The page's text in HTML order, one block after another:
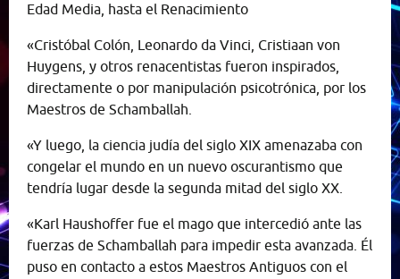
Edad Media, hasta el Renacimiento
«Cristóbal Colón, Leonardo da Vinci, Cristiaan von
Huygens, y otros renacentistas fueron inspirados,
directamente o por manipulación psicotrónica, por los
Maestros de Schamballah.
«Y luego, la ciencia judía del siglo XIX amenazaba con
congelar el mundo en un nuevo oscurantismo que
tendría lugar desde la segunda mitad del siglo XX.
«Karl Haushoffer fue el mago que intercedió ante las
fuerzas de Schamballah para impedir esta avanzada. Él
puso en contacto a estos Maestros Antiguos con el